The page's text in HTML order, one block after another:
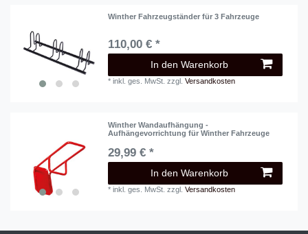
Winther Fahrzeugständer für 3 Fahrzeuge
110,00 € *
In den Warenkorb
*inkl. ges. MwSt. zzgl.Versandkosten
Winther Wandaufhängung -
Aufhängevorrichtung für Winther Fahrzeuge
29,99 € *
In den Warenkorb
*inkl. ges. MwSt. zzgl.Versandkosten